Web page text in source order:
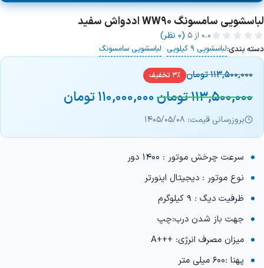
لباسشویی سامسونگ WW90 اددواش سفید
0.0 از ۵ (0 نظر)
دسته بندی:لباسشویی 9 کیلویی / لباسشویی سامسونگ
113,500,000تومان 3% تخفیف
113,500,000تومان110,000,000تومان
بروزرسانی قیمت: 1405/05/08
سرعت چرخش موتور : 1400 دور
نوع موتور : دیجیتال اینورتر
ظرفیت دیگ : 9 کیلوگرم
جهت باز شدن درب:چپ
میزان مصرف انرژی: +++A
پهنا :600 میلی متر